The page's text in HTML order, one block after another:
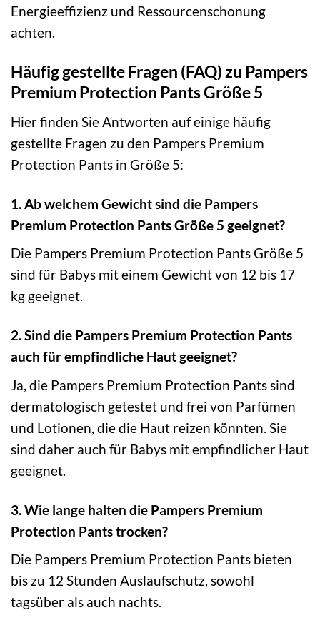
Energieeffizienz und Ressourcenschonung
achten.
Häufig gestellte Fragen (FAQ) zu Pampers
Premium Protection Pants Größe 5
Hier finden Sie Antworten auf einige häufig
gestellte Fragen zu den Pampers Premium
Protection Pants in Größe 5:
1. Ab welchem Gewicht sind die Pampers
Premium Protection Pants Größe 5 geeignet?
Die Pampers Premium Protection Pants Größe 5
sind für Babys mit einem Gewicht von 12 bis 17
kg geeignet.
2. Sind die Pampers Premium Protection Pants
auch für empfindliche Haut geeignet?
Ja, die Pampers Premium Protection Pants sind
dermatologisch getestet und frei von Parfümen
und Lotionen, die die Haut reizen könnten. Sie
sind daher auch für Babys mit empfindlicher Haut
geeignet.
3. Wie lange halten die Pampers Premium
Protection Pants trocken?
Die Pampers Premium Protection Pants bieten
bis zu 12 Stunden Auslaufschutz, sowohl
tagsüber als auch nachts.